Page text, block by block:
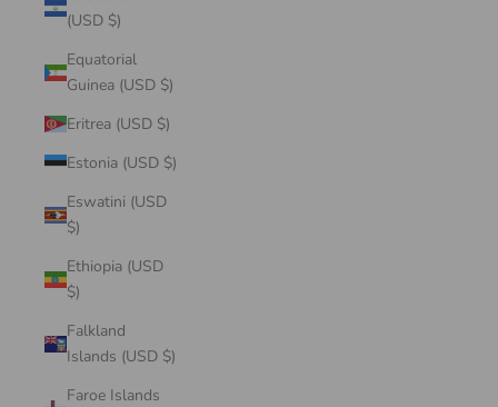
(USD $)
Equatorial
Guinea (USD $)
Eritrea (USD $)
Estonia (USD $)
Eswatini (USD
$)
Ethiopia (USD
$)
Falkland
Islands (USD $)
Faroe Islands